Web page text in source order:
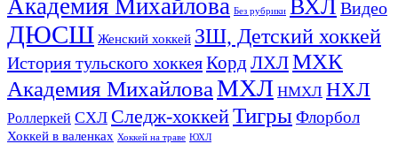
Академия Михайлова Без рубрики ВХЛ Видео
ДЮСШ Женский хоккей ЗШ, Детский хоккей
История тульского хоккеяКорд ЛХЛМХК
Академия МихайловаМХЛ НМХЛ НХЛ
Роллеркей СХЛ Следж-хоккейТигрыФлорбол
Хоккей в валенках Хоккей на траве ЮХЛ